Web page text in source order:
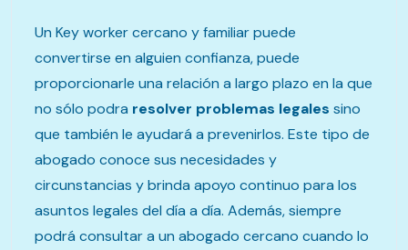
Un Key worker cercano y familiar puede
convertirse en alguien confianza, puede
proporcionarle una relación a largo plazo en la que
no sólo podra resolver problemas legales sino
que también le ayudará a prevenirlos. Este tipo de
abogado conoce sus necesidades y
circunstancias y brinda apoyo continuo para los
asuntos legales del día a día. Además, siempre
podrá consultar a un abogado cercano cuando lo